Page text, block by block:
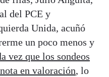
del PCE y
Unida, acuñó
un poco menos y
vez que los sondeos
en valoración, lo